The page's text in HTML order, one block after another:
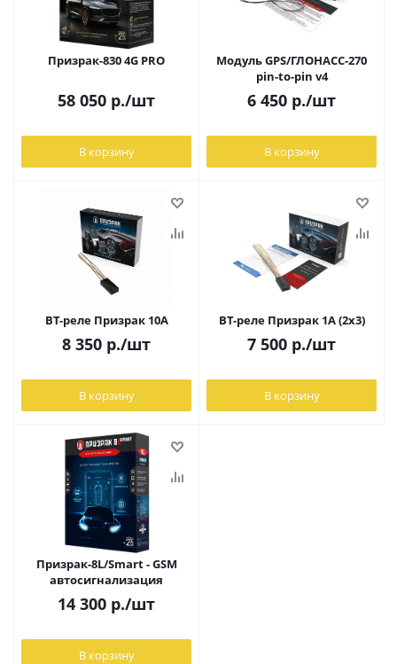
Призрак-830 4G PRO
58 050 р./шт
В корзину
Модуль GPS/ГЛОНАСС-270
pin-to-pin v4
6 450 р./шт
В корзину
BT-реле Призрак 10А
8 350 р./шт
В корзину
BT-реле Призрак 1A (2x3)
7 500 р./шт
В корзину
Призрак-8L/Smart - GSM
автосигнализация
14 300 р./шт
В корзину